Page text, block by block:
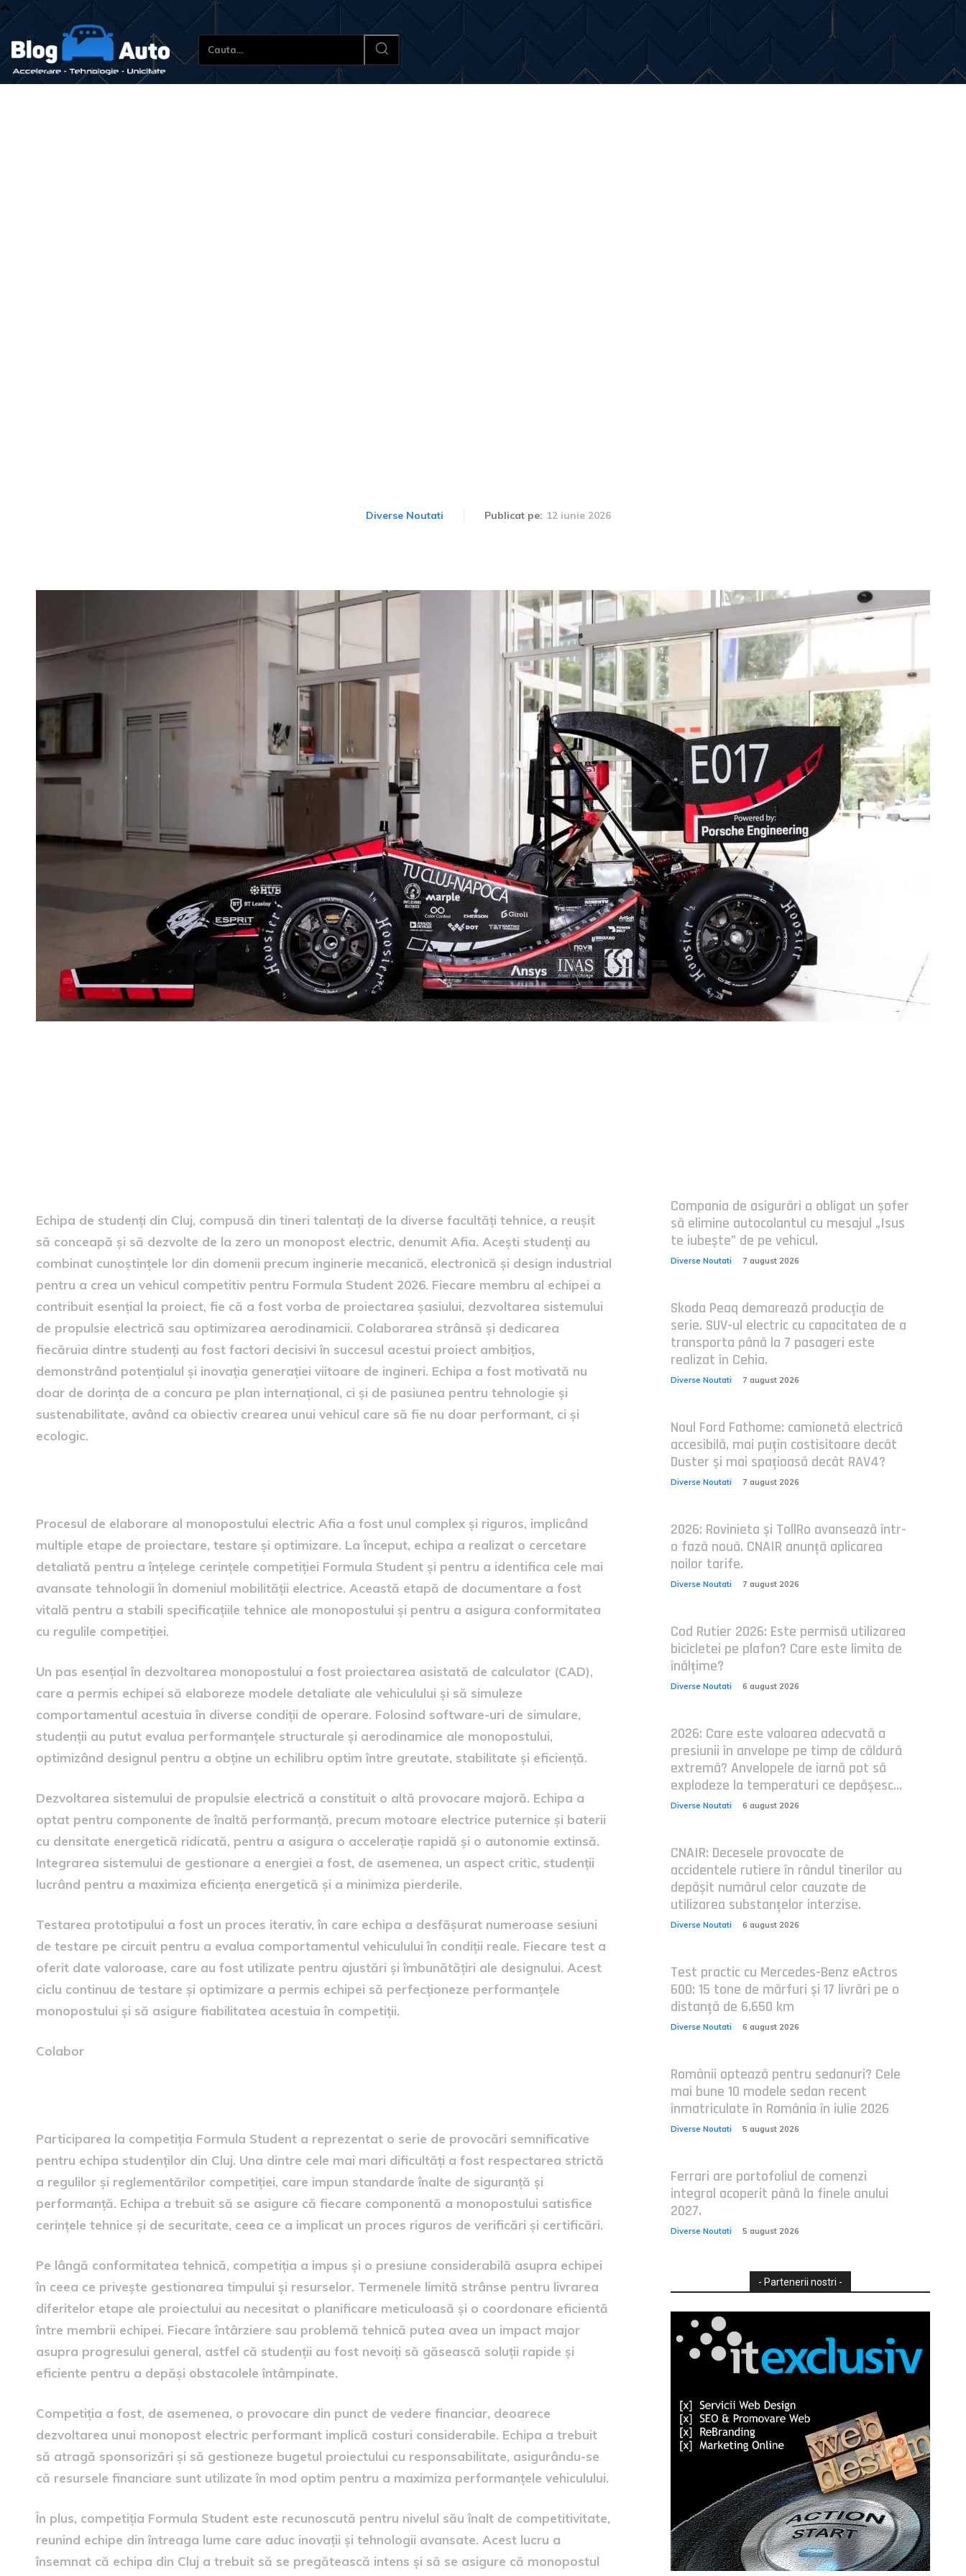
Cauta...
Diverse Noutati Publicat pe: 12 iunie 2026
Echipa de studenți din Cluj, compusă din tineri talentați de la diverse facultăți tehnice, a reușit
să conceapă și să dezvolte de la zero un monopost electric, denumit Afia. Acești studenți au
combinat cunoștințele lor din domenii precum inginerie mecanică, electronică și design industrial
pentru a crea un vehicul competitiv pentru Formula Student 2026. Fiecare membru al echipei a
contribuit esențial la proiect, fie că a fost vorba de proiectarea șasiului, dezvoltarea sistemului
de propulsie electrică sau optimizarea aerodinamicii. Colaborarea strânsă și dedicarea
fiecăruia dintre studenți au fost factori decisivi în succesul acestui proiect ambițios,
demonstrând potențialul și inovația generației viitoare de ingineri. Echipa a fost motivată nu
doar de dorința de a concura pe plan internațional, ci și de pasiunea pentru tehnologie și
sustenabilitate, având ca obiectiv crearea unui vehicul care să fie nu doar performant, ci și
ecologic.
Procesul de elaborare al monopostului electric Afia a fost unul complex și riguros, implicând
multiple etape de proiectare, testare și optimizare. La început, echipa a realizat o cercetare
detaliată pentru a înțelege cerințele competiției Formula Student și pentru a identifica cele mai
avansate tehnologii în domeniul mobilității electrice. Această etapă de documentare a fost
vitală pentru a stabili specificațiile tehnice ale monopostului și pentru a asigura conformitatea
cu regulile competiției.
Un pas esențial în dezvoltarea monopostului a fost proiectarea asistată de calculator (CAD),
care a permis echipei să elaboreze modele detaliate ale vehiculului și să simuleze
comportamentul acestuia în diverse condiții de operare. Folosind software-uri de simulare,
studenții au putut evalua performanțele structurale și aerodinamice ale monopostului,
optimizând designul pentru a obține un echilibru optim între greutate, stabilitate și eficiență.
Dezvoltarea sistemului de propulsie electrică a constituit o altă provocare majoră. Echipa a
optat pentru componente de înaltă performanță, precum motoare electrice puternice și baterii
cu densitate energetică ridicată, pentru a asigura o accelerație rapidă și o autonomie extinsă.
Integrarea sistemului de gestionare a energiei a fost, de asemenea, un aspect critic, studenții
lucrând pentru a maximiza eficiența energetică și a minimiza pierderile.
Testarea prototipului a fost un proces iterativ, în care echipa a desfășurat numeroase sesiuni
de testare pe circuit pentru a evalua comportamentul vehiculului în condiții reale. Fiecare test a
oferit date valoroase, care au fost utilizate pentru ajustări și îmbunătățiri ale designului. Acest
ciclu continuu de testare și optimizare a permis echipei să perfecționeze performanțele
monopostului și să asigure fiabilitatea acestuia în competiții.
Colabor
Participarea la competiția Formula Student a reprezentat o serie de provocări semnificative
pentru echipa studenților din Cluj. Una dintre cele mai mari dificultăți a fost respectarea strictă
a regulilor și reglementărilor competiției, care impun standarde înalte de siguranță și
performanță. Echipa a trebuit să se asigure că fiecare componentă a monopostului satisfice
cerințele tehnice și de securitate, ceea ce a implicat un proces riguros de verificări și certificări.
Pe lângă conformitatea tehnică, competiția a impus și o presiune considerabilă asupra echipei
în ceea ce privește gestionarea timpului și resurselor. Termenele limită strânse pentru livrarea
diferitelor etape ale proiectului au necesitat o planificare meticuloasă și o coordonare eficientă
între membrii echipei. Fiecare întârziere sau problemă tehnică putea avea un impact major
asupra progresului general, astfel că studenții au fost nevoiți să găsească soluții rapide și
eficiente pentru a depăși obstacolele întâmpinate.
Competiția a fost, de asemenea, o provocare din punct de vedere financiar, deoarece
dezvoltarea unui monopost electric performant implică costuri considerabile. Echipa a trebuit
să atragă sponsorizări și să gestioneze bugetul proiectului cu responsabilitate, asigurându-se
că resursele financiare sunt utilizate în mod optim pentru a maximiza performanțele vehiculului.
În plus, competiția Formula Student este recunoscută pentru nivelul său înalt de competitivitate,
reunind echipe din întreaga lume care aduc inovații și tehnologii avansate. Acest lucru a
însemnat că echipa din Cluj a trebuit să se pregătească intens și să se asigure că monopostul
Compania de asigurări a obligat un șofer
să elimine autocolantul cu mesajul „Isus
te iubește” de pe vehicul.
Diverse Noutati 7 august 2026
Skoda Peaq demarează producția de
serie. SUV-ul electric cu capacitatea de a
transporta până la 7 pasageri este
realizat în Cehia.
Diverse Noutati 7 august 2026
Noul Ford Fathome: camionetă electrică
accesibilă, mai puțin costisitoare decât
Duster și mai spațioasă decât RAV4?
Diverse Noutati 7 august 2026
2026: Rovinieta și TollRo avansează într-
o fază nouă. CNAIR anunță aplicarea
noilor tarife.
Diverse Noutati 7 august 2026
Cod Rutier 2026: Este permisă utilizarea
bicicletei pe plafon? Care este limita de
înălțime?
Diverse Noutati 6 august 2026
2026: Care este valoarea adecvată a
presiunii în anvelope pe timp de căldură
extremă? Anvelopele de iarnă pot să
explodeze la temperaturi ce depășesc...
Diverse Noutati 6 august 2026
CNAIR: Decesele provocate de
accidentele rutiere în rândul tinerilor au
depășit numărul celor cauzate de
utilizarea substanțelor interzise.
Diverse Noutati 6 august 2026
Test practic cu Mercedes-Benz eActros
600: 15 tone de mărfuri și 17 livrări pe o
distanță de 6.650 km
Diverse Noutati 6 august 2026
Românii optează pentru sedanuri? Cele
mai bune 10 modele sedan recent
înmatriculate în România în iulie 2026
Diverse Noutati 5 august 2026
Ferrari are portofoliul de comenzi
integral acoperit până la finele anului
2027.
Diverse Noutati 5 august 2026
- Partenerii nostri -